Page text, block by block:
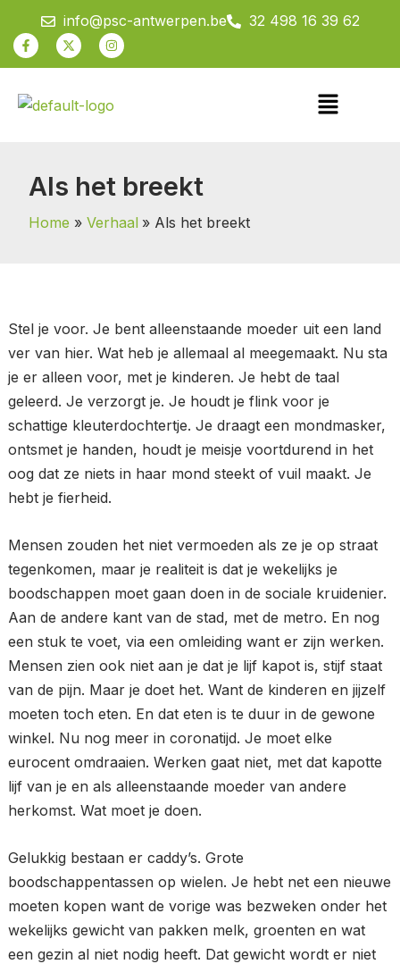
naar
info@psc-antwerpen.be 32 498 16 39 62
Facebook-
f
X-
twitter
Instagram
Menu
Als het breekt
Home Verhaal Als het breekt
Stel je voor. Je bent alleenstaande moeder uit een land
ver van hier. Wat heb je allemaal al meegemaakt. Nu sta
je er alleen voor, met je kinderen. Je hebt de taal
geleerd. Je verzorgt je. Je houdt je flink voor je
schattige kleuterdochtertje. Je draagt een mondmasker,
ontsmet je handen, houdt je meisje voortdurend in het
oog dat ze niets in haar mond steekt of vuil maakt. Je
hebt je fierheid.
Mensen zouden het niet vermoeden als ze je op straat
tegenkomen, maar je realiteit is dat je wekelijks je
boodschappen moet gaan doen in de sociale kruidenier.
Aan de andere kant van de stad, met de metro. En nog
een stuk te voet, via een omleiding want er zijn werken.
Mensen zien ook niet aan je dat je lijf kapot is, stijf staat
van de pijn. Maar je doet het. Want de kinderen en jijzelf
moeten toch eten. En dat eten is te duur in de gewone
winkel. Nu nog meer in coronatijd. Je moet elke
eurocent omdraaien. Werken gaat niet, met dat kapotte
lijf van je en als alleenstaande moeder van andere
herkomst. Wat moet je doen.
Gelukkig bestaan er caddy’s. Grote
boodschappentassen op wielen. Je hebt net een nieuwe
moeten kopen want de vorige was bezweken onder het
wekelijks gewicht van pakken melk, groenten en wat
een gezin al niet nodig heeft. Dat gewicht wordt er niet